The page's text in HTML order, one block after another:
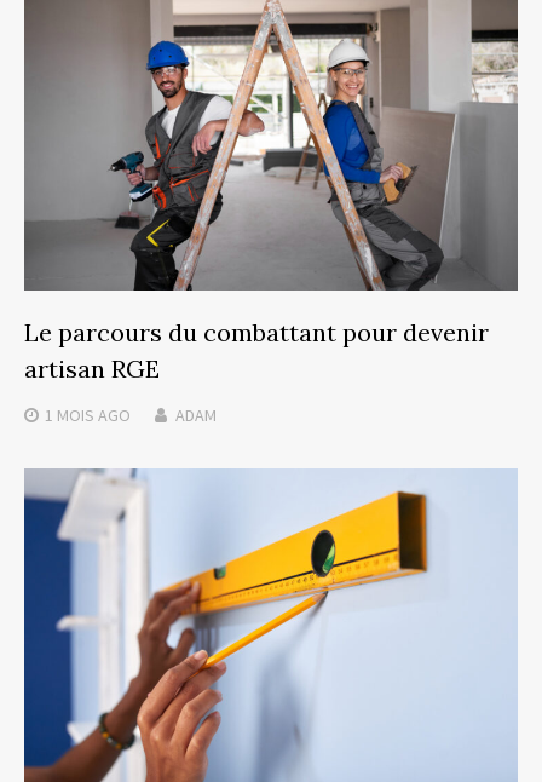
Le parcours du combattant pour devenir
artisan RGE
1 MOIS AGO ADAM